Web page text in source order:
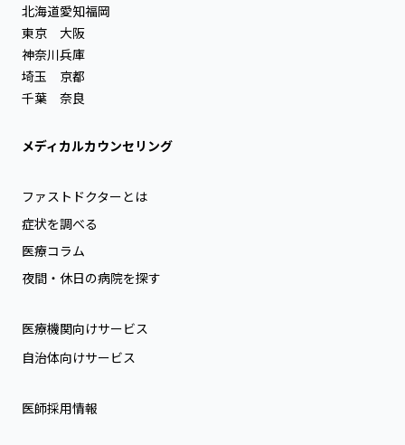
北海道
東京
神奈川
埼玉
千葉
愛知
大阪
兵庫
京都
奈良
福岡
メディカルカウンセリング
ファストドクターとは
症状を調べる
医療コラム
夜間・休日の病院を探す
医療機関向けサービス
自治体向けサービス
医師採用情報